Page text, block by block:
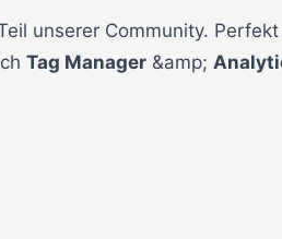
unserer Community.
Tag Manager &amp;